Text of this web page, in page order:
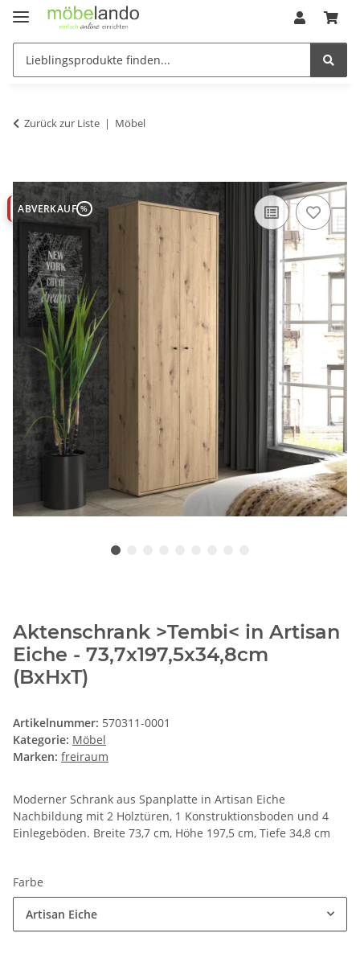
Zurück zur Liste Möbel
ABVERKAUF
Aktenschrank >Tembi< in Artisan
Eiche - 73,7x197,5x34,8cm
(BxHxT)
Artikelnummer: 570311-0001
Kategorie: Möbel
Marken: freiraum
Moderner Schrank aus Spanplatte in Artisan Eiche
Nachbildung mit 2 Holztüren, 1 Konstruktionsboden und 4
Einlegeböden. Breite 73,7 cm, Höhe 197,5 cm, Tiefe 34,8 cm
Farbe
Artisan Eiche